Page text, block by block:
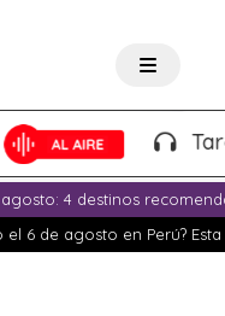
Tardeo
4 destinos
el 6 de agosto en Perú?